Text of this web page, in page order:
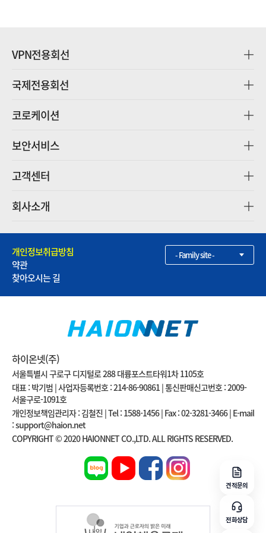
VPN전용회선
국제전용회선
코로케이션
보안서비스
고객센터
회사소개
개인정보취급방침
약관
찾아오시는 길
- Family site -
하이온넷(주)
서울특별시 구로구 디지털로 288 대륭포스트타워1차 1105호
대표 : 박기범 | 사업자등록번호 : 214-86-90861 | 통신판매신고번호 : 2009-
서울구로-1091호
개인정보책임관리자 : 김철진 | Tel : 1588-1456 | Fax : 02-3281-3466 | E-mail
: support@haion.net
COPYRIGHT © 2020 HAIONNET CO.,LTD. ALL RIGHTS RESERVED.
견적문의
전화상담